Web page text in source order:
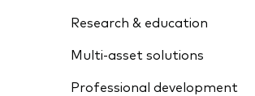
Research & education
Multi-asset solutions
Professional development